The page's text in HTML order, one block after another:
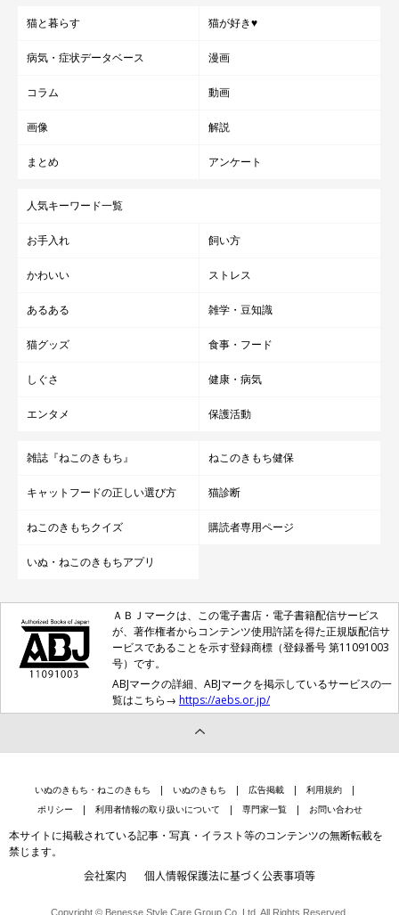
猫と暮らす 猫が好き♥
病気・症状データベース 漫画
コラム 動画
画像 解説
まとめ アンケート
人気キーワード一覧
お手入れ 飼い方
かわいい ストレス
あるある 雑学・豆知識
猫グッズ 食事・フード
しぐさ 健康・病気
エンタメ 保護活動
雑誌『ねこのきもち』 ねこのきもち健保
キャットフードの正しい選び方 猫診断
ねこのきもちクイズ 購読者専用ページ
いぬ・ねこのきもちアプリ
ＡＢＪマークは、この電子書店・電子書籍配信サービス
が、著作権者からコンテンツ使用許諾を得た正規版配信サ
ービスであることを示す登録商標（登録番号 第11091003
号）です。
ABJマークの詳細、ABJマークを掲示しているサービスの一
覧はこちら→ https://aebs.or.jp/
いぬのきもち・ねこのきもち いぬのきもち 広告掲載
利用規約
ポリシー
利用者情報の取り扱いについて 専門家一覧 お問い合わせ
本サイトに掲載されている記事・写真・イラスト等のコンテンツの無断転載を
禁じます。
会社案内 個人情報保護法に基づく公表事項等
Copyright © Benesse Style Care Group Co.,Ltd. All Rights Reserved.